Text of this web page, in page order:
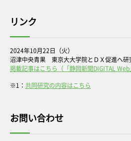
リンク
2024年10月22日（火）
沼津中央青果 東京大大学院とＤＸ促進へ
掲載記事はこちら（「静岡新聞DIGITAL Web
※1： 共同研究の内容はこちら
お問い合わせ